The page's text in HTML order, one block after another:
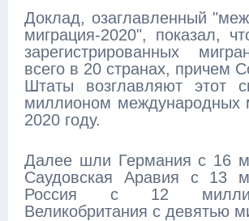
Доклад, озаглавленный
миграция-2020", показал,
зарегистрированных
всего в 20 странах, причем
Штаты возглавляют этот
миллионом международных
2020 году.
Далее шли Германия с 16
Саудовская Аравия с 13
Россия с 12
Великобритания с девятью